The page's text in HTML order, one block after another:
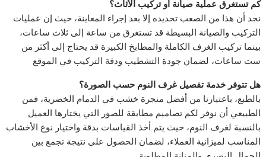
كم تستغرق عملية صيانة أو تركيب الأثاث؟
نجد أن هذا من الصعب تحديده إلا بعد إجراء المعاينة، حيث إن عمليات
التركيب والصيانة البسيطة قد تستغرق من ساعة إلى ثلاث ساعات،
بينما تركيب الغرف الكاملة والمطابخ الكبيرة قد يحتاج إلى أكثر من
ست ساعات، لضمان جودة التشطيب ودقة التركيب في الموقع
هل تتوفر خدمة تفصيل غرف النوم حسب الصورة؟
بالطبع، باعتبارنا من أفضل منجرة خشب في الدمام الخضرية، فمن
الطبيعي أن نوفر لكم تصاميم مطابقة للصور التي يختارها العميل
بالنسبة لغرف النوم، حيث يتم أخذ القياسات بدقة واختيار نوع الأخشاب
المناسب لميزانية العملاء، لضمان الحصول على نتيجة تجمع بين